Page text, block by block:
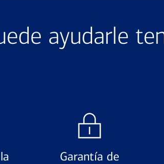
ayudarle
Garantía de